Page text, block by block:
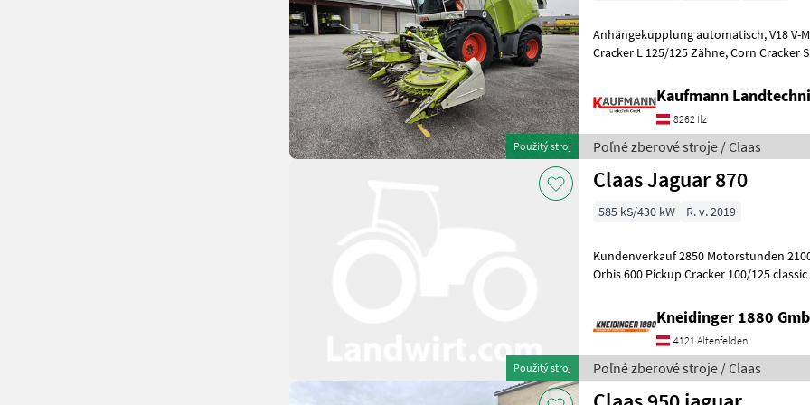
Použitý stroj
Anhängekupplung automatisch, V18 V-MAX Messertrommel, Intensiv
Cracker L 125/125 Zähne, Corn Cracker Spalteinstellung
Kaufmann
8262 Ilz
Poľné zberové stroje / Claas
Použitý stroj
Claas Jaguar 870
585 kS/430 kW R. v. 2019
Kundenverkauf 2850 Motorstunden
Orbis 600 Pickup Cracker 100/125
Kneidinger 1880
4121 Altenfelden
Poľné zberové stroje / Claas